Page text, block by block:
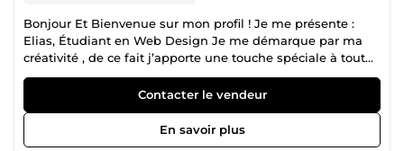
Bonjour Et Bienvenue sur mon profil ! Je me présente :
Elias, Étudiant en Web Design Je me démarque par ma
créativité , de ce fait j’apporte une touche spéciale à tout
ce que je fais Sur mon profil vous pourrez trouver des
services comme la création d’interface pour Instagram , la
création de noms et slogans pour des entreprises et du
traitement de texte Je m’engage quel que soit le service
choisi à vous fournir un travail professionnel et de qualité
Contacter le vendeur
En savoir plus